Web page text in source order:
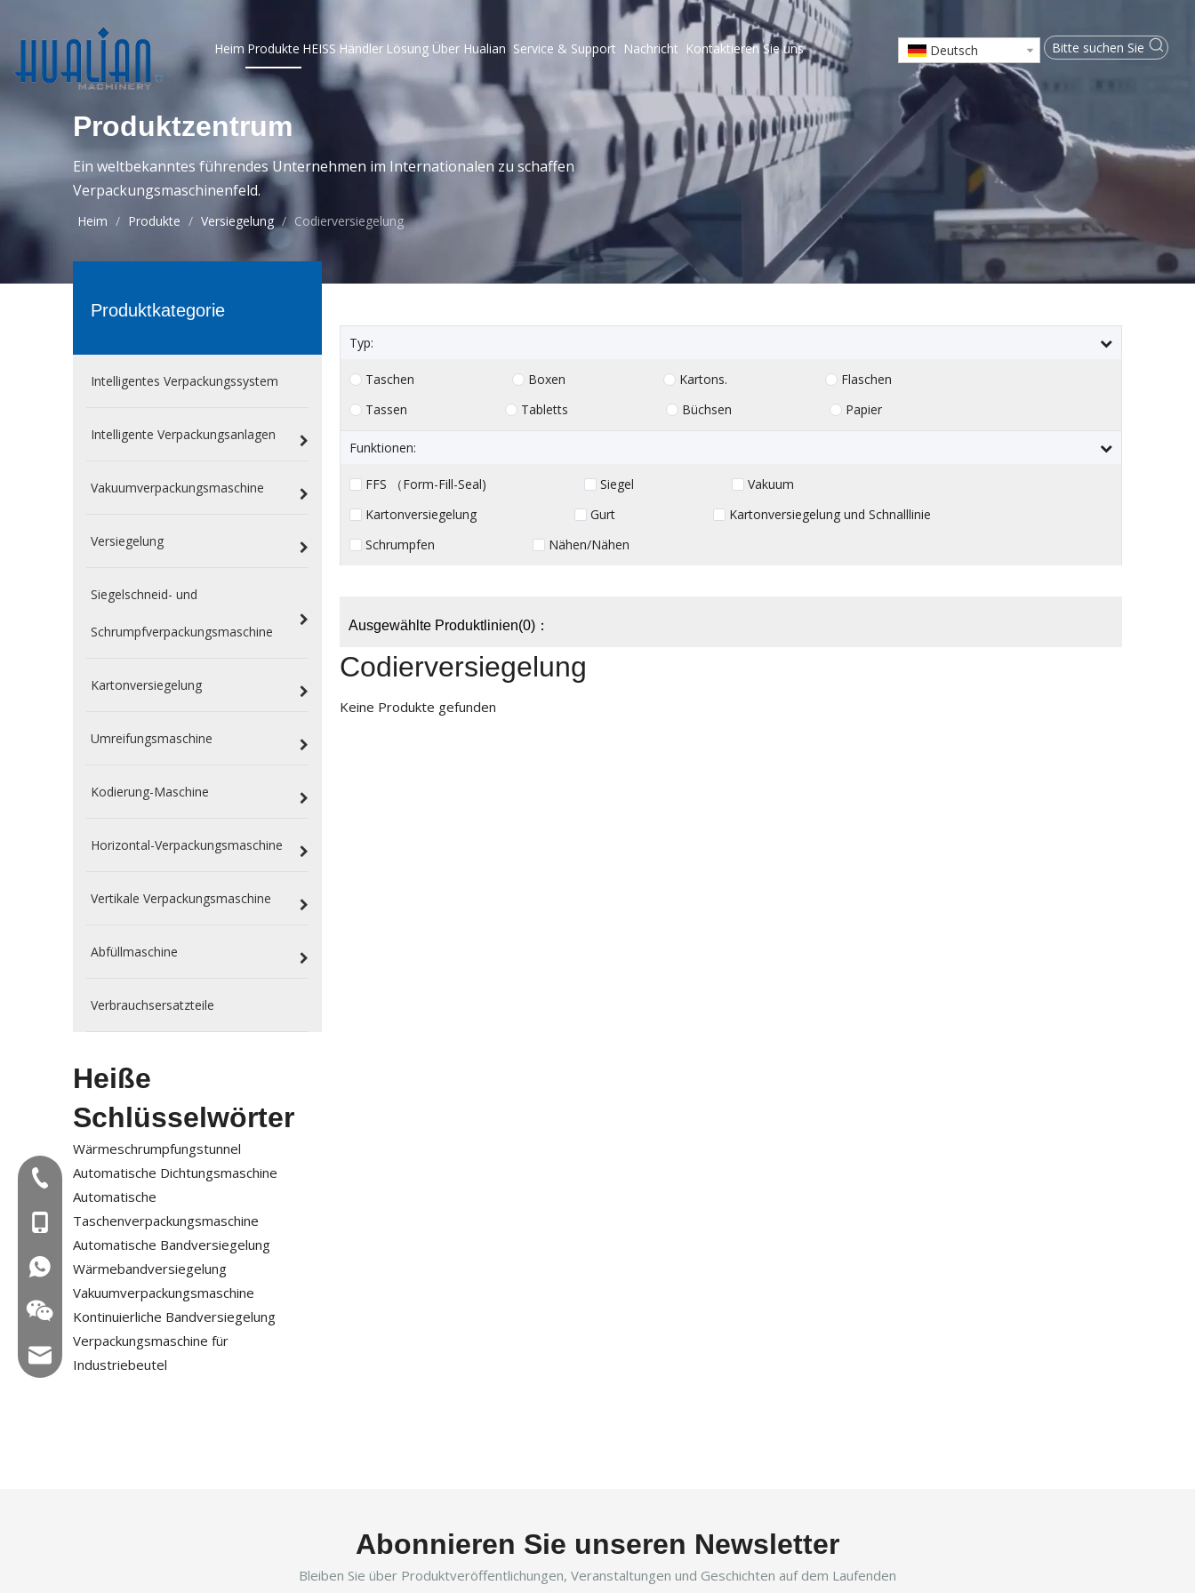
Heim Produkte HEISS Händler Lösung Über Hualian Service & Support Nachricht Kontaktieren Sie uns Deutsch
Produktzentrum
Ein weltbekanntes führendes Unternehmen im Internationalen zu schaffen
Verpackungsmaschinenfeld.
Heim / Produkte / Versiegelung / Codierversiegelung
Produktkategorie
Intelligentes Verpackungssystem
Intelligente Verpackungsanlagen
Vakuumverpackungsmaschine
Versiegelung
Siegelschneid- und
Schrumpfverpackungsmaschine
Kartonversiegelung
Umreifungsmaschine
Kodierung-Maschine
Horizontal-Verpackungsmaschine
Vertikale Verpackungsmaschine
Abfüllmaschine
Verbrauchsersatzteile
Heiße
Schlüsselwörter
Wärmeschrumpfungstunnel
Automatische Dichtungsmaschine
Automatische
Taschenverpackungsmaschine
Automatische Bandversiegelung
Wärmebandversiegelung
Vakuumverpackungsmaschine
Kontinuierliche Bandversiegelung
Verpackungsmaschine für
Industriebeutel
Typ:
Taschen Boxen Kartons.
Flaschen
Tassen
Tabletts Büchsen Papier
Funktionen:
FFS （Form-Fill-Seal) Siegel
Vakuum
Kartonversiegelung
Gurt
Kartonversiegelung und Schnalllinie
Schrumpfen
Nähen/Nähen
Ausgewählte Produktlinien(0)：
Codierversiegelung
Keine Produkte gefunden
Abonnieren Sie unseren Newsletter
Bleiben Sie über Produktveröffentlichungen, Veranstaltungen und Geschichten auf dem Laufenden
Tel:+86-577-88627766
Mob: +86-18858715170
WA: 0086 18858715170
E -Mail: hl@hualian.biz